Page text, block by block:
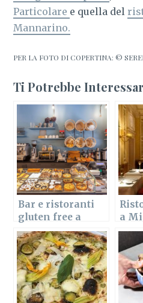
Particolare e quella del
Mannarino.
PER LA FOTO DI COPERTINA: ©
Ti Potrebbe
Bar e ristoranti
gluten free a
Milano
a
e